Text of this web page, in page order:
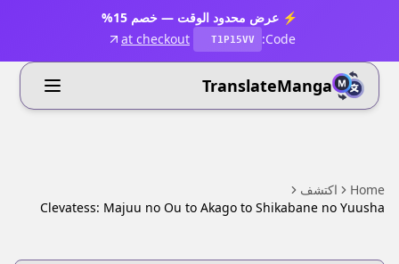
⚡ عرض محدود الوقت — خصم 15%
Code:
T1P15VV
at checkout
TranslateManga
Home
اكتشف
Clevatess: Majuu no Ou to Akago to Shikabane no Yuusha